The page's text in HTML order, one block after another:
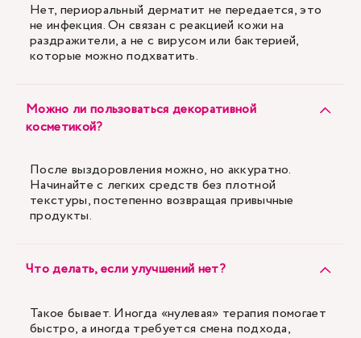
Нет, периоральный дерматит не передается, это
не инфекция. Он связан с реакцией кожи на
раздражители, а не с вирусом или бактерией,
которые можно подхватить.
Можно ли пользоваться декоративной
косметикой?
После выздоровления можно, но аккуратно.
Начинайте с легких средств без плотной
текстуры, постепенно возвращая привычные
продукты.
Что делать, если улучшений нет?
Такое бывает. Иногда «нулевая» терапия помогает
быстро, а иногда требуется смена подхода,